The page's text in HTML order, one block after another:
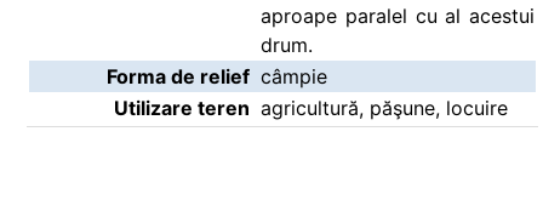
aproape paralel cu al acestui
drum.
Forma de relief câmpie
Utilizare teren agricultură, păşune, locuire